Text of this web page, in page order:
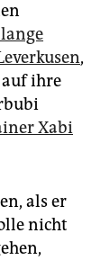
,
ihre
Xabi
als er
nicht